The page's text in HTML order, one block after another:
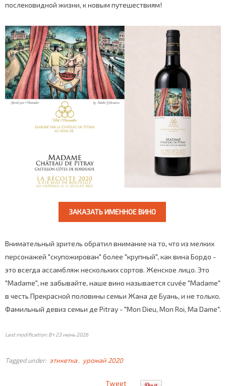
послековидной жизни, к новым путешествиям!
ЗАКАЗАТЬ ИМЕННОЕ ВИНО
Внимательный зритель обратил внимание на то, что из мелких
персонажей "скупожирован" более "крупный", как вина Бордо -
это всегда ассамбляж нескольких сортов. Женское лицо. Это
"Madame", не забывайте, наше вино называется cuvée "Madame"
в честь Прекрасной половины семьи Жана де Буань, и не только.
Фамильный девиз семьи де Pitray - "Mon Dieu, Mon Roi, Ma Dame".
Last modification: Вт 23 июнь 2026
Tagged under: этикетка урожай 2020
Tweet